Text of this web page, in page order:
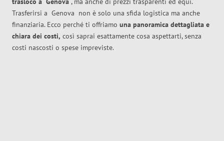
Trasferirsi a Genova non è solo una sfida logistica ma anche
finanziaria. Ecco perché ti offriamo una panoramica dettagliata e
chiara dei costi, così saprai esattamente cosa aspettarti, senza
costi nascosti o spese impreviste.